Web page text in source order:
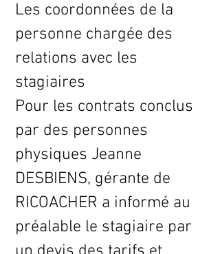
Les coordonnées de la
personne chargée des
relations avec les
stagiaires
Pour les contrats conclus
par des personnes
physiques Jeanne
DESBIENS, gérante de
RICOACHER a informé au
préalable le stagiaire par